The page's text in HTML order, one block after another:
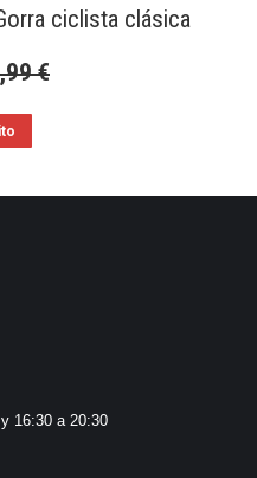
ciclista clásica
€
16:30 a 20:30